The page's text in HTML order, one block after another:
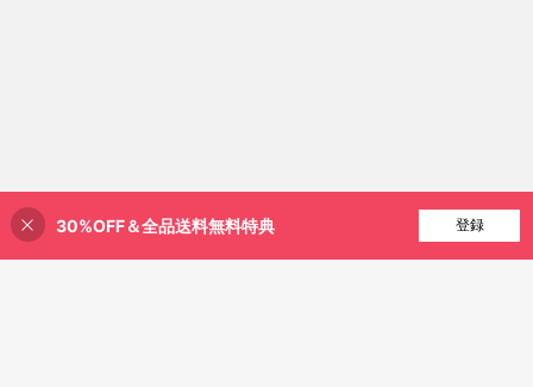
16% 割引！
30%OFF＆全品送料無料特典 登録